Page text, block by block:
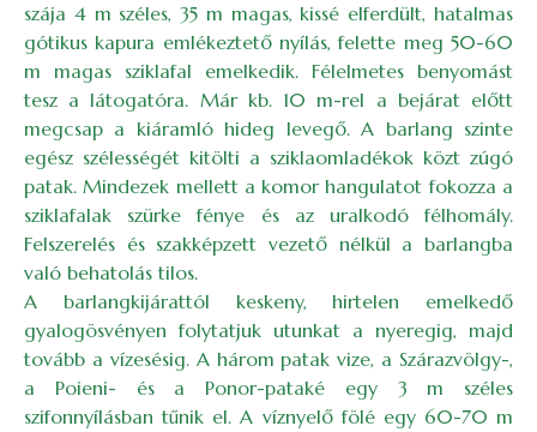
szája 4 m széles, 35 m magas, kissé elferdült, hatalmas
gótikus kapura emlékeztető nyílás, felette meg 50-60
m magas sziklafal emelkedik. Félelmetes benyomást
tesz a látogatóra. Már kb. 10 m-rel a bejárat előtt
megcsap a kiáramló hideg levegő. A barlang szinte
egész szélességét kitölti a sziklaomladékok közt zúgó
patak. Mindezek mellett a komor hangulatot fokozza a
sziklafalak szürke fénye és az uralkodó félhomály.
Felszerelés és szakképzett vezető nélkül a barlangba
való behatolás tilos.
A barlangkijárattól keskeny, hirtelen emelkedő
gyalogösvényen folytatjuk utunkat a nyeregig, majd
tovább a vízesésig. A három patak vize, a Szárazvölgy-,
a Poieni- és a Ponor-pataké egy 3 m széles
szifonnyílásban tűnik el. A víznyelő fölé egy 60-70 m